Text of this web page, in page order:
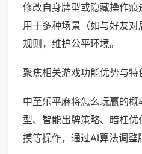
修改自身牌型或隐藏操作痕
用于多种场景（如与好友
规则，维护公平环境。
聚焦相关游戏功能优势与特
中至乐平麻将怎么玩赢的
型、智能出牌策略、暗杠
摸等操作，通过AI算法调整